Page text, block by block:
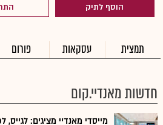
הוסף לתיק
תמצית עסקאות פורום
חדשות מאנדיי.קום